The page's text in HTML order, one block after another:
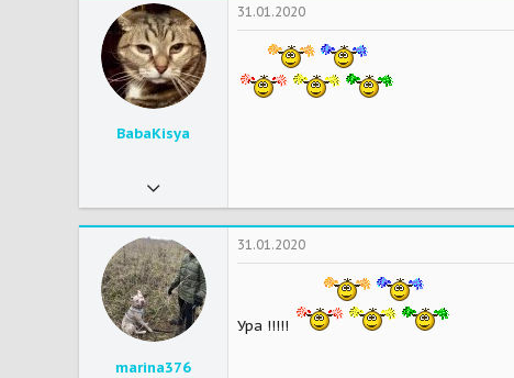
6 202
113
Мои зверушки
BabaKisya
6 172
21 679
113
Москва
Мои зверушки
31.01.2020
marina376
31.01.2020
Ура !!!!!